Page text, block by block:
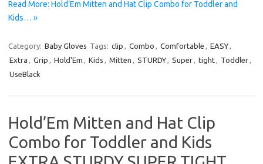
Read More: Hold’Em Mitten and Hat Clip Combo for Toddler and
Kids… »
Category: Baby Gloves Tags: clip , Combo , Comfortable , EASY,
Extra , Grip , Hold'Em , Kids , Mitten , STURDY, Super, tight, Toddler,
UseBlack
Hold’Em Mitten and Hat Clip
Combo for Toddler and Kids